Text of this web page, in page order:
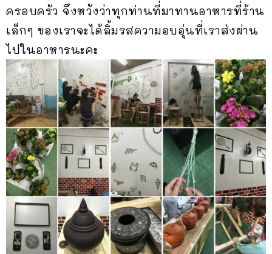
ครอบครัว จึงหวังว่าทุกท่านที่มาทานอาหารที่ร้าน
เล็กๆ ของเราจะได้ลิ้มรสความอบอุ่นที่เราส่งผ่าน
ไปในอาหารนะคะ